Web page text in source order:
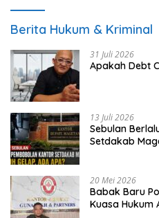
Berita Hukum & Kriminal
31 Juli 2026
Apakah Debt
13 Juli 2026
Sebulan
Setdakab
20 Mei 2026
Babak Baru
Kuasa Hukum